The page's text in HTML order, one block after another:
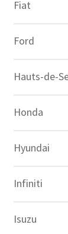
Fiat
Ford
Hauts-de-
Honda
Hyundai
Infiniti
Isuzu